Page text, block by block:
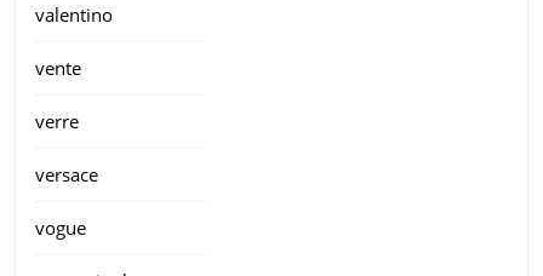
valentino
vente
verre
versace
vogue